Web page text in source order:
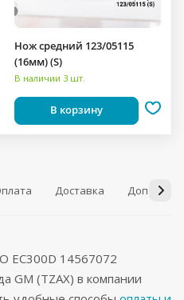
Нож средний 123/05115
(16мм) (S)
В наличии 3 шт.
В корзину
Доставка
EC300D 14567072
GM (TZAX) в компании